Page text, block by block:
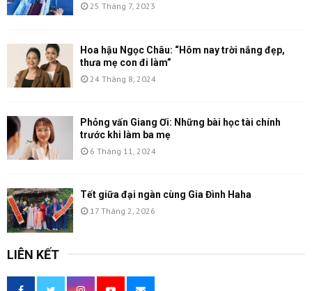
25 Tháng 7, 2023
Hoa hậu Ngọc Châu: “Hôm nay trời nắng đẹp,
thưa mẹ con đi làm”
24 Tháng 8, 2024
Phỏng vấn Giang Ơi: Những bài học tài chính
trước khi làm ba mẹ
6 Tháng 11, 2024
Tết giữa đại ngàn cùng Gia Đình Haha
17 Tháng 2, 2026
LIÊN KẾT